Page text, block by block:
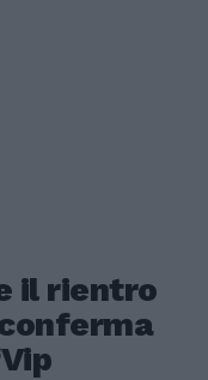
il rientro